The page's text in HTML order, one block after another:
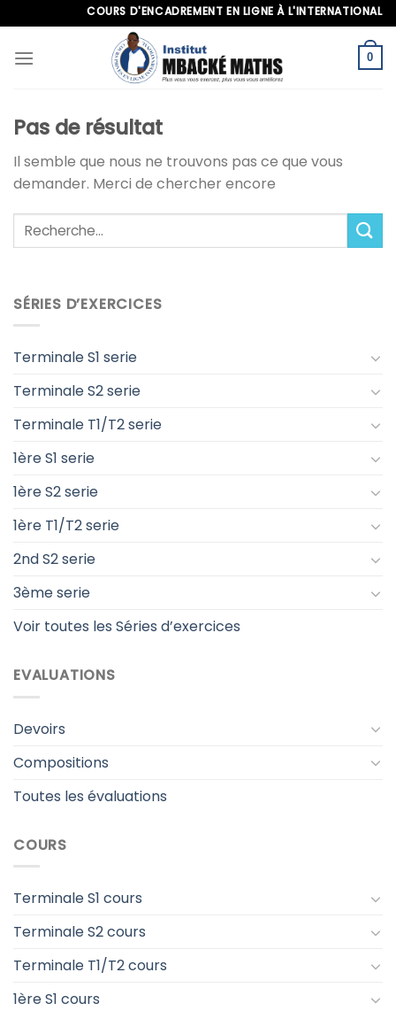
to
content
COURS D'ENCADREMENT EN LIGNE À L'INTERNATIONAL,
0
SÉRIES D’EXERCICES
Terminale S1 serie
Terminale S2 serie
Terminale T1/T2 serie
1ère S1 serie
1ère S2 serie
1ère T1/T2 serie
2nd S2 serie
3ème serie
Voir toutes les Séries d’exercices
EVALUATIONS
Devoirs
Compositions
Toutes les évaluations
COURS
Terminale S1 cours
Terminale S2 cours
Terminale T1/T2 cours
1ère S1 cours
Pas de résultat
Il semble que nous ne trouvons pas ce que vous
demander. Merci de chercher encore